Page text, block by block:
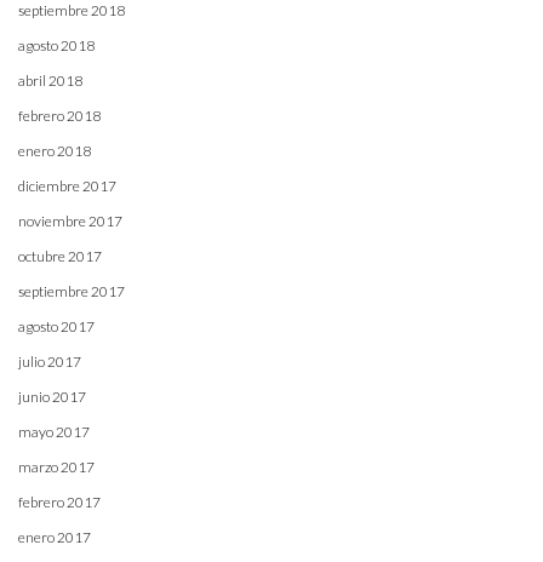
septiembre 2018
agosto 2018
abril 2018
febrero 2018
enero 2018
diciembre 2017
noviembre 2017
octubre 2017
septiembre 2017
agosto 2017
julio 2017
junio 2017
mayo 2017
marzo 2017
febrero 2017
enero 2017